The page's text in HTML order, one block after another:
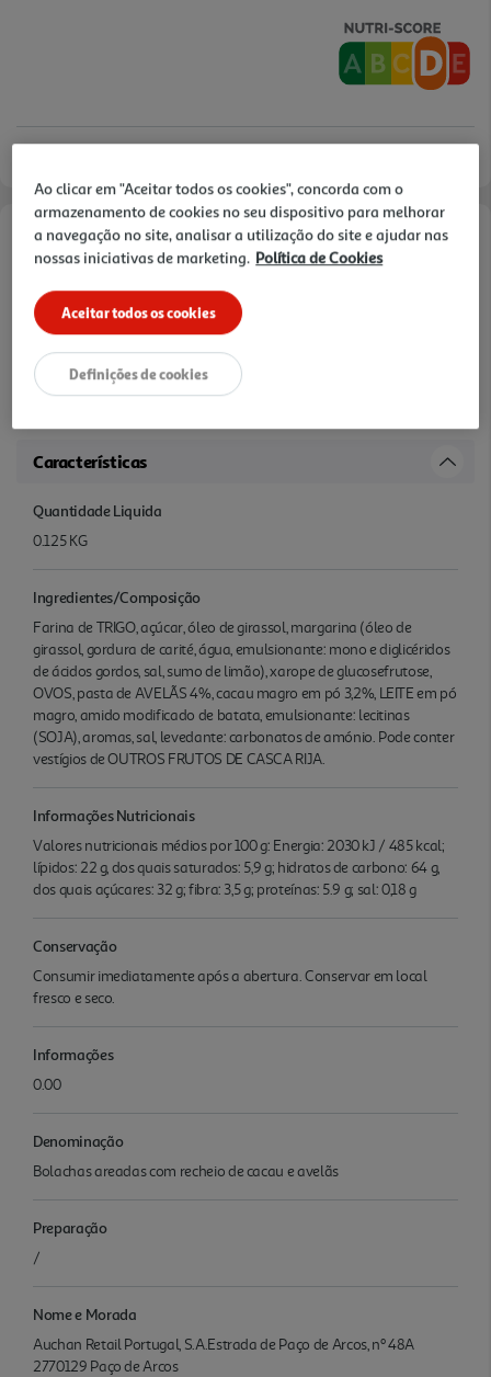
Informações de Marketing
Os biscoitos areados Auchan combinam uma textura leve e
amanteigada com um cremoso recheio de cacau e avelãs, criando
acompanhar café, chá ou saborear como sobremesa, estas
bolachas com rechei o oferecem uma experiência deliciosa que alia
Características
Quantidade Liquida
0.125 KG
Ingredientes/Composição
Farina de TRIGO, açúcar, óleo de girassol, margarina (óleo de
girassol, gordura de carité, água, emulsionante: mono e diglicéridos
de ácidos gordos, sal, sumo de limão), xarope de glucosefrutose,
OVOS, pasta de AVELÃS 4%, cacau magro em pó 3,2%, LEITE em pó
magro, amido modificado de batata, emulsionante: lecitinas
(SOJA), aromas, sal, levedante: carbonatos de amónio. Pode conter
vestígios de OUTROS FRUTOS DE CASCA RIJA.
Informações Nutricionais
Valores nutricionais médios por 100 g: Energia: 2030 kJ / 485 kcal;
lípidos: 22 g, dos quais saturados: 5,9 g; hidratos de carbono: 64 g,
dos quais açúcares: 32 g; fibra: 3,5 g; proteínas: 5.9 g; sal: 0,18 g
Conservação
Consumir imediatamente após a abertura. Conservar em local
fresco e seco.
Informações
0.00
Denominação
Bolachas areadas com recheio de cacau e avelãs
Preparação
/
Nome e Morada
Auchan Retail Portugal, S.A.Estrada de Paço de Arcos, nº 48A
2770129 Paço de Arcos
Ao clicar em "Aceitar todos os cookies", concorda com o
armazenamento de cookies no seu dispositivo para melhorar
a navegação no site, analisar a utilização do site e ajudar nas
nossas iniciativas de marketing. Política de Cookies
Aceitar todos os cookies
Definições de cookies